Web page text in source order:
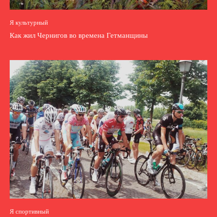
Я культурный
Как жил Чернигов во времена Гетманщины
Я спортивный